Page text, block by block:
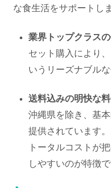
な食生活をサポートし
業界トップクラス
セット購入により
いうリーズナブル
送料込みの明快な
沖縄県を除き、基
提供されています。
トータルコストが
しやすいのが特徴で